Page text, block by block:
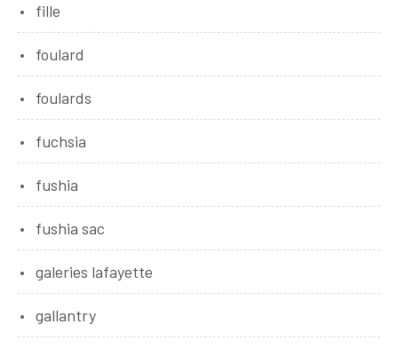
fille
foulard
foulards
fuchsia
fushia
fushia sac
galeries lafayette
gallantry